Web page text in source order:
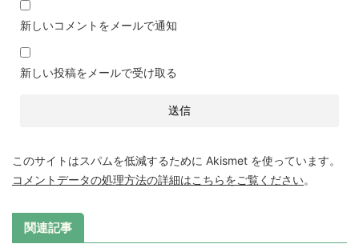
新しいコメントをメールで通知
新しい投稿をメールで受け取る
このサイトはスパムを低減するために Akismet を使っています。
コメントデータの処理方法の詳細はこちらをご覧ください。
関連記事